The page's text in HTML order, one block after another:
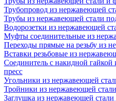
Трубопровод из нержавеющей
Трубы из нержавеющей стали
Водорозетки из нержавеющей
Муфты соединительные из
Переходы прямые на резьбу из
Вставки резьбовые из
Соединитель с накидной
пресс
Угольники из нержавеющей
Тройники из нержавеющей
Заглушка из нержавеющей стали